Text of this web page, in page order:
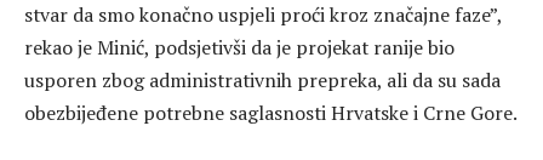
stvar da smo konačno uspjeli proći kroz značajne faze”,
rekao je Minić, podsjetivši da je projekat ranije bio
usporen zbog administrativnih prepreka, ali da su sada
obezbijeđene potrebne saglasnosti Hrvatske i Crne Gore.